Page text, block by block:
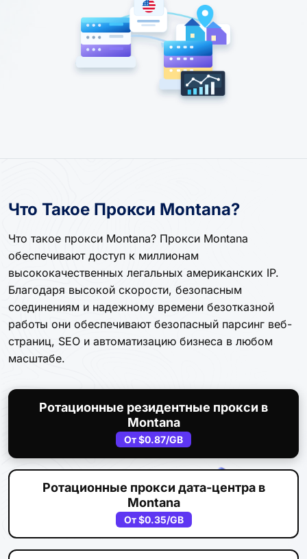
Что Такое Прокси Montana?
Что такое прокси Montana? Прокси Montana
обеспечивают доступ к миллионам
высококачественных легальных американских IP.
Благодаря высокой скорости, безопасным
соединениям и надежному времени безотказной
работы они обеспечивают безопасный парсинг веб-
страниц, SEO и автоматизацию бизнеса в любом
масштабе.
Ротационные резидентные прокси в
Montana
От$0.87/GB
Ротационные прокси дата-центра в
Montana
От$0.35/GB